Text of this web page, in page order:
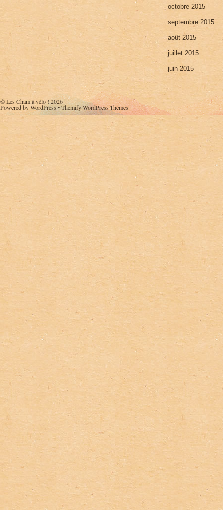
octobre 2015
septembre 2015
août 2015
juillet 2015
juin 2015
©Les Cham à vélo !2026
Powered byWordPress•Themify WordPress Themes